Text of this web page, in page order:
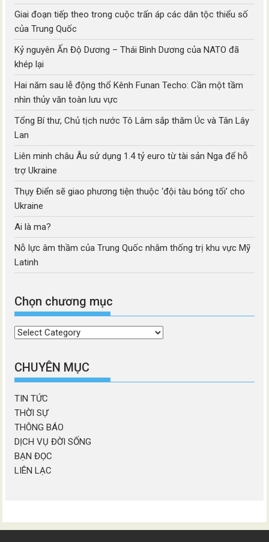
Giai đoạn tiếp theo trong cuộc trấn áp các dân tộc thiểu số
của Trung Quốc
Kỷ nguyên Ấn Độ Dương – Thái Bình Dương của NATO đã
khép lại
Hai năm sau lễ động thổ Kênh Funan Techo: Cần một tầm
nhìn thủy văn toàn lưu vực
Tổng Bí thư, Chủ tịch nước Tô Lâm sắp thăm Úc và Tân Lây
Lan
Liên minh châu Âu sử dụng 1.4 tỷ euro từ tài sản Nga để hỗ
trợ Ukraine
Thụy Điển sẽ giao phương tiện thuộc ‘đội tàu bóng tối’ cho
Ukraine
Ai là ma?
Nỗ lực âm thầm của Trung Quốc nhằm thống trị khu vực Mỹ
Latinh
Chọn chương mục
Chọn
mục
CHUYÊN MỤC
TIN TỨC
THỜI SỰ
THÔNG BÁO
DỊCH VỤ ĐỜI SỐNG
BẠN ĐỌC
LIÊN LẠC